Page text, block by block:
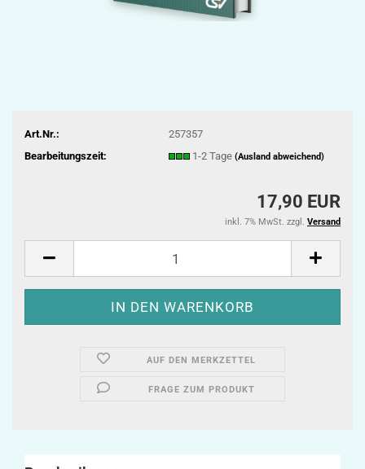
Art.Nr.:
257357
Bearbeitungszeit:
1-2 Tage (Ausland abweichend)
17,90 EUR
inkl. 7% MwSt. zzgl. Versand
AUF DEN MERKZETTEL
FRAGE ZUM PRODUKT